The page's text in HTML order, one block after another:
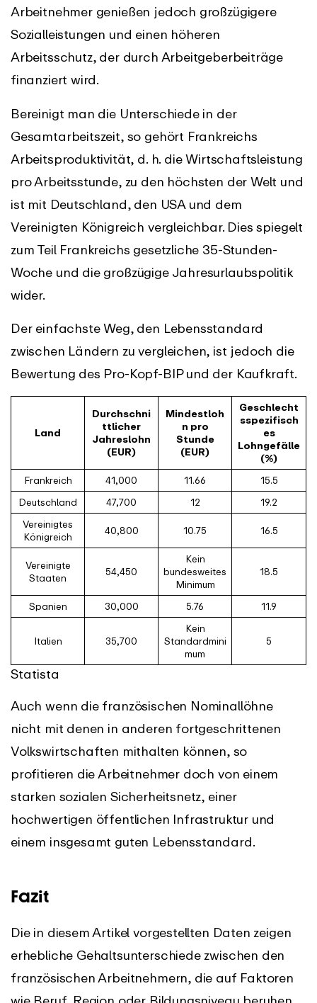
Arbeitnehmer genießen jedoch großzügigere
Sozialleistungen und einen höheren
Arbeitsschutz, der durch Arbeitgeberbeiträge
finanziert wird.
Bereinigt man die Unterschiede in der
Gesamtarbeitszeit, so gehört Frankreichs
Arbeitsproduktivität, d. h. die Wirtschaftsleistung
pro Arbeitsstunde, zu den höchsten der Welt und
ist mit Deutschland, den USA und dem
Vereinigten Königreich vergleichbar. Dies spiegelt
zum Teil Frankreichs gesetzliche 35-Stunden-
Woche und die großzügige Jahresurlaubspolitik
wider.
Der einfachste Weg, den Lebensstandard
zwischen Ländern zu vergleichen, ist jedoch die
Bewertung des Pro-Kopf-BIP und der Kaufkraft.
Land
Durchschni
ttlicher
Jahreslohn
(EUR)
Mindestloh
n pro
Stunde
(EUR)
Geschlecht
sspezifisch
es
Lohngefälle
(%)
Frankreich
41,000 11.66
15.5
Deutschland
47,700 12
19.2
Vereinigtes
Königreich
40,800 10.75 16.5
Vereinigte
Staaten
54,450
Kein
bundesweites
Minimum
18.5
Spanien 30,000 5.76 11.9
Italien 35,700
Kein
Standardmini
mum
5
Statista
Auch wenn die französischen Nominallöhne
nicht mit denen in anderen fortgeschrittenen
Volkswirtschaften mithalten können, so
profitieren die Arbeitnehmer doch von einem
starken sozialen Sicherheitsnetz, einer
hochwertigen öffentlichen Infrastruktur und
einem insgesamt guten Lebensstandard.
Fazit
Die in diesem Artikel vorgestellten Daten zeigen
erhebliche Gehaltsunterschiede zwischen den
französischen Arbeitnehmern, die auf Faktoren